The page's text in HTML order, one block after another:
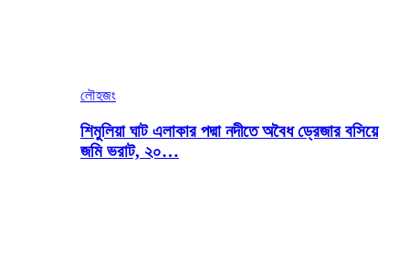
লৌহজং
শিমুলিয়া ঘাট এলাকার পদ্মা নদীতে অবৈধ ড্রেজার বসিয়ে
জমি ভরাট, ২০…